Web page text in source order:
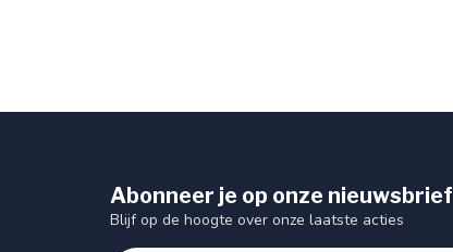
Abonneer je op onze nieuwsbrief
Blijf op de hoogte over onze laatste acties